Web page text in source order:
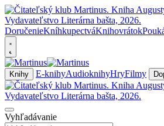
DoručenieKníhkupectváKnihovrátok
Knihy E-knihyAudioknihyHryFilmy
Vyhľadávanie